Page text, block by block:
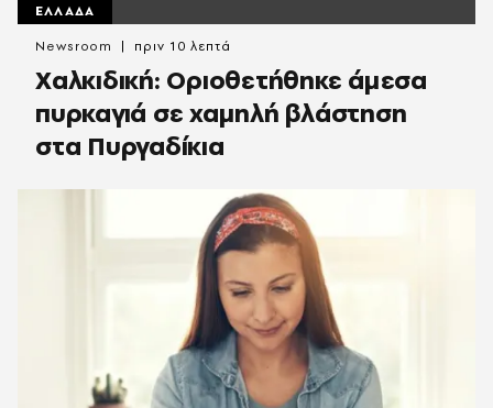
ΕΛΛΑΔΑ
Χαλκιδική: Οριοθετήθηκε άμεσα
πυρκαγιά σε χαμηλή βλάστηση
στα Πυργαδίκια
Newsroom πριν 10 λεπτά